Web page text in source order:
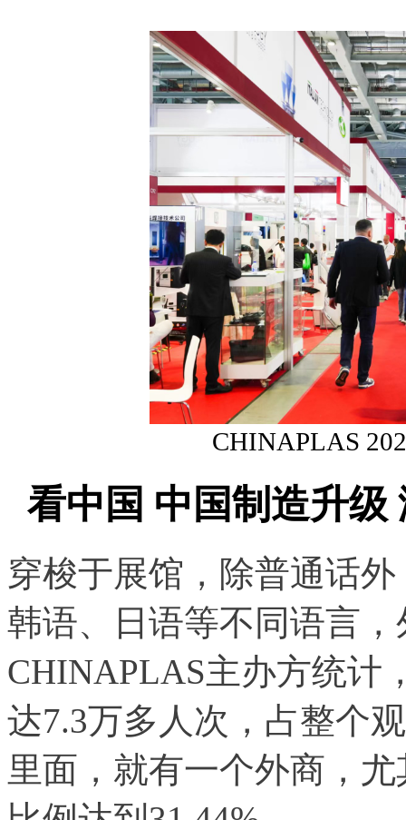
CHINAPLAS
看中国 中国制造升级
穿梭于展馆，除普通话
韩语、日语等不同语言
CHINAPLAS主办方统计
达7.3万多人次，占整个
里面，就有一个外商，